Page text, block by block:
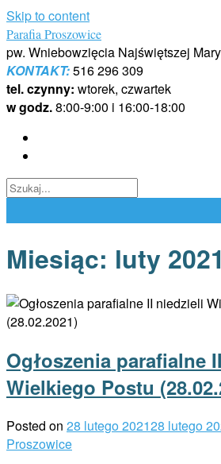
Skip to content
Parafia Proszowice
pw. Wniebowzięcia Najświętszej
KONTAKT:516 296 309
tel. czynny: wtorek, czwartek
w godz.8:00-9:00 i 16:00-18:00
Miesiąc: luty 2021
Ogłoszenia parafialne
Wielkiego Postu
Posted on 28 lutego 202128 lutego
Proszowice